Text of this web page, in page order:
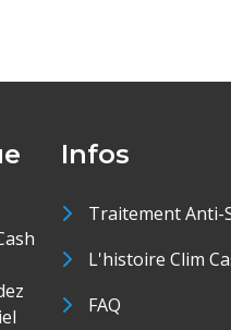
Infos
Traitement Anti-
L'histoire Clim
FAQ